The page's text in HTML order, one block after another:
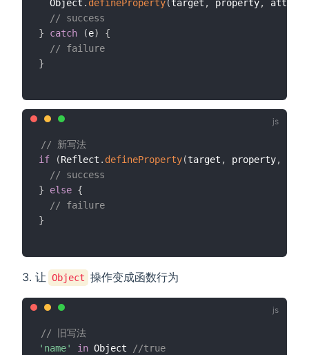
  Object
. defineProperty(target , property,
// success
}
catch (e)
{
// failure
}
// 新写法
if
(Reflect . defineProperty(target , property,
// success
}
else {
// failure
}
让 Object 操作变成函数行为
// 旧写法
'name'
in Object //true